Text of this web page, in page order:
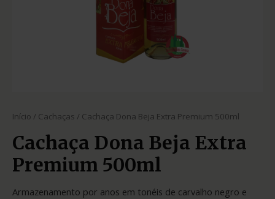
Início / Cachaças / Cachaça Dona Beja Extra Premium 500ml
Cachaça Dona Beja Extra
Premium 500ml
Armazenamento por anos em tonéis de carvalho negro e